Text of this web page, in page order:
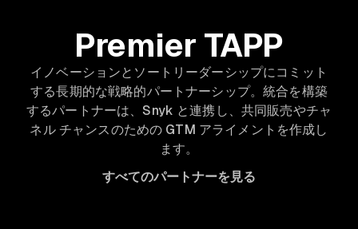
Premier TAPP
イノベーションとソートリーダーシップにコミット
する長期的な戦略的パートナーシップ。統合を構築
するパートナーは、Snyk と連携し、共同販売やチャ
ネル チャンスのための GTM アライメントを作成し
ます。
すべてのパートナーを見る